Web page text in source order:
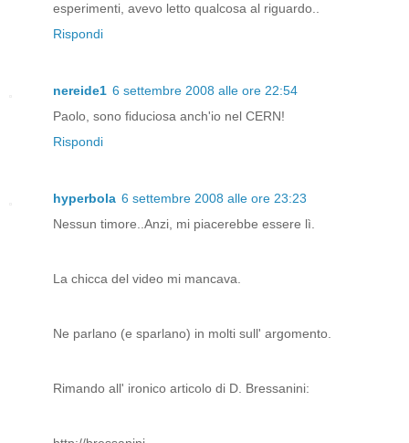
esperimenti, avevo letto qualcosa al riguardo..
Rispondi
nereide1 6 settembre 2008 alle ore 22:54
Paolo, sono fiduciosa anch'io nel CERN!
Rispondi
hyperbola 6 settembre 2008 alle ore 23:23
Nessun timore..Anzi, mi piacerebbe essere lì.
La chicca del video mi mancava.
Ne parlano (e sparlano) in molti sull' argomento.
Rimando all' ironico articolo di D. Bressanini: